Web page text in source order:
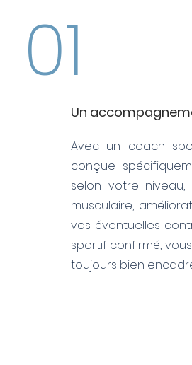
01
Un
Avec un coach
conçue
selon votre
musculaire,
vos éventuelles
sportif confirmé,
toujours bien